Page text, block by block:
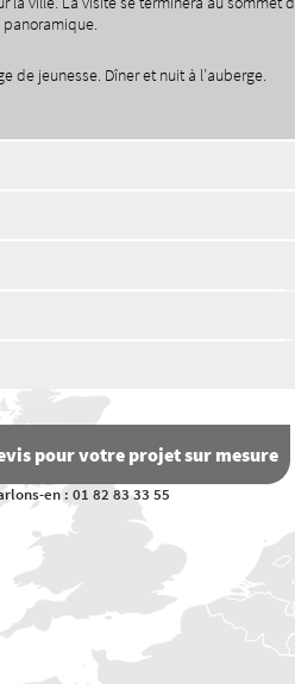
panoramique.
de jeunesse. Dîner et nuit à l’auberge.
pour votre projet sur mesure
en : 01 82 83 33 55